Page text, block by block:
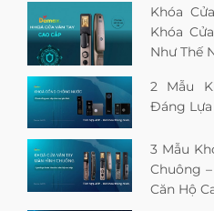
Khóa
Khóa
Như Thế
2 Mẫu
Đáng Lựa
3 Mẫu
Chuông
Căn Hộ